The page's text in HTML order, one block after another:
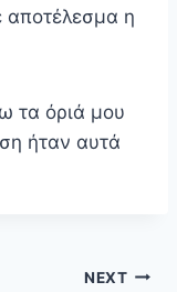
η
τα όριά μου
ήταν αυτά
NEXT